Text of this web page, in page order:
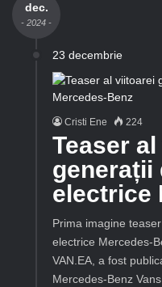
dec.
- 2024 -
23 decembrie
Cristi Ene 224
Teaser
generații
electrice
Prima imagine
electrice Mercedes-
VAN.EA, a fost
Mercedes-Benz